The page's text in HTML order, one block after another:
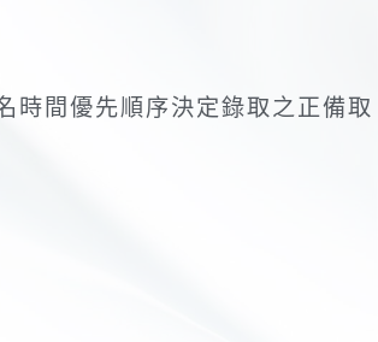
時間優先順序決定錄取之正備取